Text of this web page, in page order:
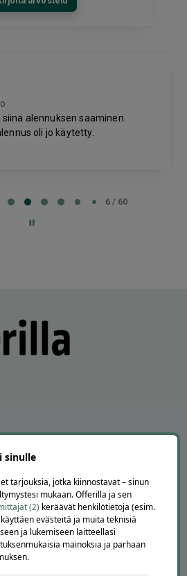
alennuksen saaminen.
oli jo käytetty.
6 / 60
sinulle
tarjouksia, jotka kiinnostavat – sinun
mukaan. Offerilla ja sen
(2) keräävät henkilötietoja (esim.
evästeitä ja muita teknisiä
ja lukemiseen laitteellasi
mainoksia ja parhaan